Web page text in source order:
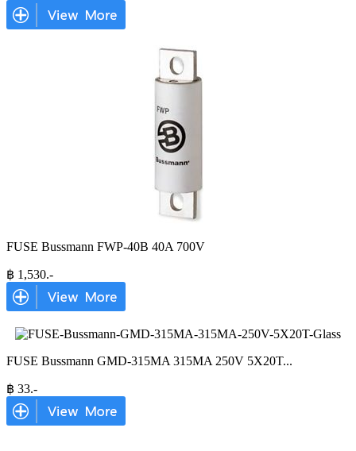
FUSE Bussmann FWP-40B 40A 700V
฿ 1,530.-
FUSE Bussmann GMD-315MA 315MA 250V 5X20T...
฿ 33.-